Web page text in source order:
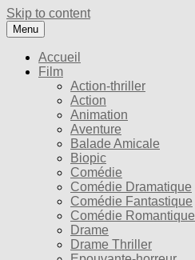
Skip to content
Menu
Accueil
Film
Action-thriller
Action
Animation
Aventure
Balade Amicale
Biopic
Comédie
Comédie Dramatique
Comédie Fantastique
Comédie Romantique
Drame
Drame Thriller